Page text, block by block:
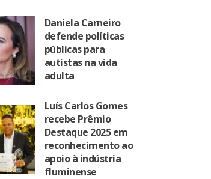
Daniela Carneiro
defende políticas
públicas para
autistas na vida
adulta
Luís Carlos Gomes
recebe Prêmio
Destaque 2025 em
reconhecimento ao
apoio à indústria
fluminense